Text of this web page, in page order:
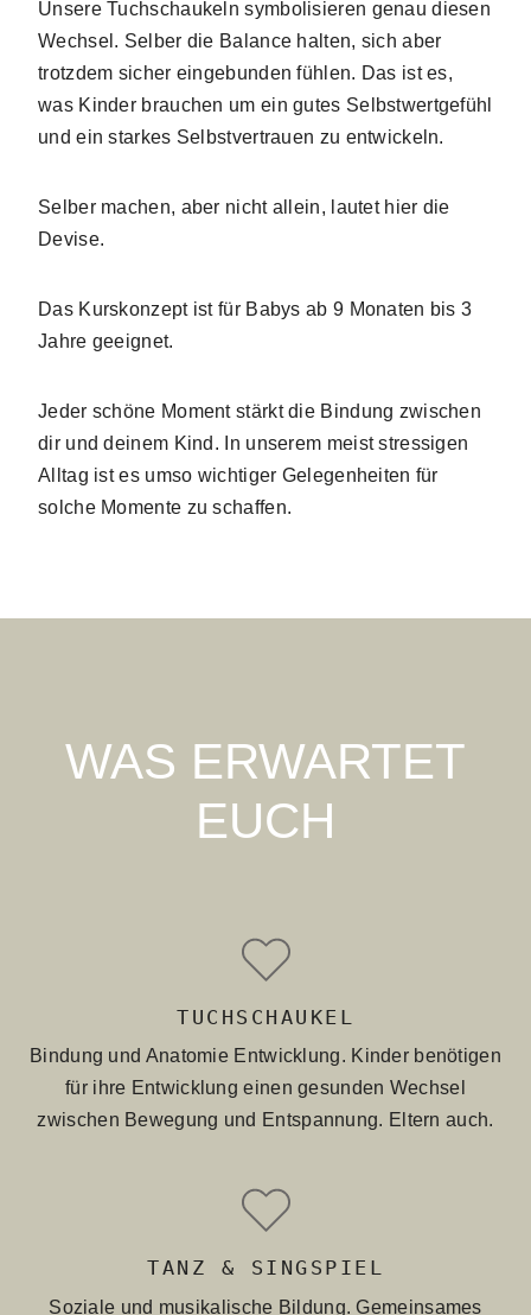
Unsere Tuchschaukeln symbolisieren genau diesen
Wechsel. Selber die Balance halten, sich aber
trotzdem sicher eingebunden fühlen. Das ist es,
was Kinder brauchen um ein gutes Selbstwertgefühl
und ein starkes Selbstvertrauen zu entwickeln.
Selber machen, aber nicht allein, lautet hier die
Devise.
Das Kurskonzept ist für Babys ab 9 Monaten bis 3
Jahre geeignet.
Jeder schöne Moment stärkt die Bindung zwischen
dir und deinem Kind. In unserem meist stressigen
Alltag ist es umso wichtiger Gelegenheiten für
solche Momente zu schaffen.
WAS ERWARTET
EUCH
TUCHSCHAUKEL
Bindung und Anatomie Entwicklung. Kinder benötigen
für ihre Entwicklung einen gesunden Wechsel
zwischen Bewegung und Entspannung. Eltern auch.
TANZ & SINGSPIEL
Soziale und musikalische Bildung. Gemeinsames